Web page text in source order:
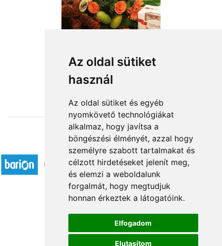
Az oldal sütiket
használ
Az oldal sütiket és egyéb
nyomkövető technológiákat
alkalmaz, hogy javítsa a
böngészési élményét, azzal hogy
személyre szabott tartalmakat és
célzott hirdetéseket jelenít meg,
és elemzi a weboldalunk
forgalmát, hogy megtudjuk
honnan érkeztek a látogatóink.
Elfogadom
Elutasítom
vegyes csokor plüssel, csokival
31 000 Ft-tól
Elfogadott fizetési módok
Á.SZ.F.
Impresszum